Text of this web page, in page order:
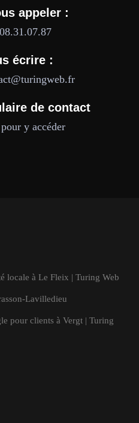
appeler :
écrire :
de contact
y accéder
locale à Le Fleix | Turing Web
Lavilledieu
pour clients à Vergt | Turing